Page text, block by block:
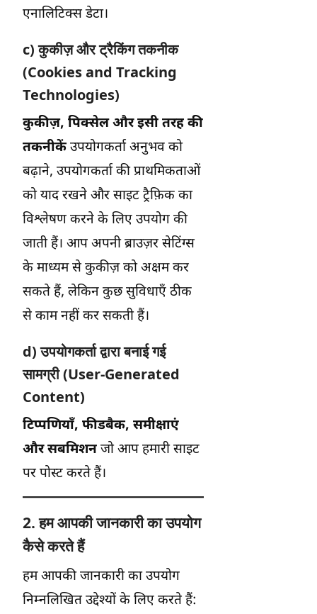
एनालिटिक्स डेटा।
c) कुकीज़ और ट्रैकिंग तकनीक
(Cookies and Tracking
Technologies)
कुकीज़, पिक्सेल और इसी तरह की
तकनीकें उपयोगकर्ता अनुभव को
बढ़ाने, उपयोगकर्ता की प्राथमिकताओं
को याद रखने और साइट ट्रैफ़िक का
विश्लेषण करने के लिए उपयोग की
जाती हैं। आप अपनी ब्राउज़र सेटिंग्स
के माध्यम से कुकीज़ को अक्षम कर
सकते हैं, लेकिन कुछ सुविधाएँ ठीक
से काम नहीं कर सकती हैं।
d) उपयोगकर्ता द्वारा बनाई गई
सामग्री (User-Generated
Content)
टिप्पणियाँ, फीडबैक, समीक्षाएं
और सबमिशन जो आप हमारी साइट
पर पोस्ट करते हैं।
2. हम आपकी जानकारी का उपयोग
कैसे करते हैं
हम आपकी जानकारी का उपयोग
निम्नलिखित उद्देश्यों के लिए करते हैं: